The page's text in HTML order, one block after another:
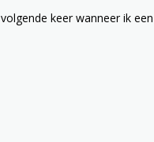
keer wanneer ik